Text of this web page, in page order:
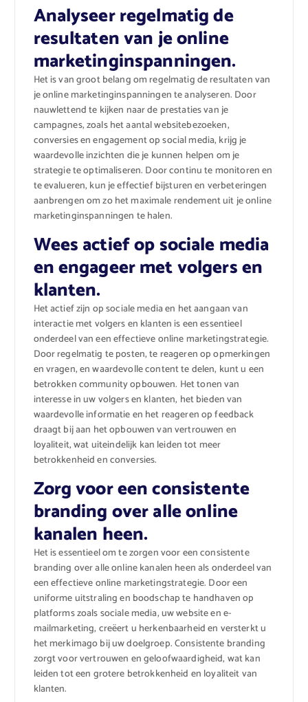
Analyseer regelmatig de
resultaten van je online
marketinginspanningen.
Het is van groot belang om regelmatig de resultaten van
je online marketinginspanningen te analyseren. Door
nauwlettend te kijken naar de prestaties van je
campagnes, zoals het aantal websitebezoeken,
conversies en engagement op social media, krijg je
waardevolle inzichten die je kunnen helpen om je
strategie te optimaliseren. Door continu te monitoren en
te evalueren, kun je effectief bijsturen en verbeteringen
aanbrengen om zo het maximale rendement uit je online
marketinginspanningen te halen.
Wees actief op sociale media
en engageer met volgers en
klanten.
Het actief zijn op sociale media en het aangaan van
interactie met volgers en klanten is een essentieel
onderdeel van een effectieve online marketingstrategie.
Door regelmatig te posten, te reageren op opmerkingen
en vragen, en waardevolle content te delen, kunt u een
betrokken community opbouwen. Het tonen van
interesse in uw volgers en klanten, het bieden van
waardevolle informatie en het reageren op feedback
draagt bij aan het opbouwen van vertrouwen en
loyaliteit, wat uiteindelijk kan leiden tot meer
betrokkenheid en conversies.
Zorg voor een consistente
branding over alle online
kanalen heen.
Het is essentieel om te zorgen voor een consistente
branding over alle online kanalen heen als onderdeel van
een effectieve online marketingstrategie. Door een
uniforme uitstraling en boodschap te handhaven op
platforms zoals sociale media, uw website en e-
mailmarketing, creëert u herkenbaarheid en versterkt u
het merkimago bij uw doelgroep. Consistente branding
zorgt voor vertrouwen en geloofwaardigheid, wat kan
leiden tot een grotere betrokkenheid en loyaliteit van
klanten.